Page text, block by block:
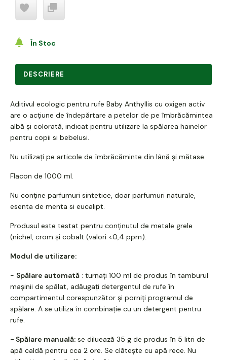
În Stoc
DESCRIERE
Aditivul ecologic pentru rufe Baby Anthyllis cu oxigen activ
are o acțiune de îndepărtare a petelor de pe îmbrăcămintea
albă și colorată, indicat pentru utilizare la spălarea hainelor
pentru copii si bebelusi.
Nu utilizați pe articole de îmbrăcăminte din lână și mătase.
Flacon de 1000 ml.
Nu conține parfumuri sintetice, doar parfumuri naturale,
esenta de menta si eucalipt.
Produsul este testat pentru conținutul de metale grele
(nichel, crom și cobalt (valori <0,4 ppm).
Modul de utilizare:
- Spălare automată : turnați 100 ml de produs în tamburul
mașinii de spălat, adăugați detergentul de rufe în
compartimentul corespunzător și porniți programul de
spălare. A se utiliza în combinație cu un detergent pentru
rufe.
- Spălare manuală: se diluează 35 g de produs în 5 litri de
apă caldă pentru cca 2 ore. Se clătește cu apă rece. Nu